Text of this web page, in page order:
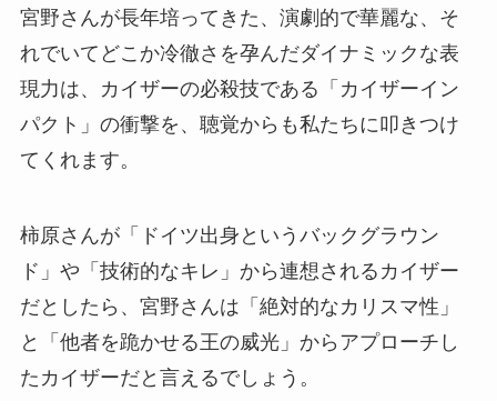
宮野さんが長年培ってきた、演劇的で華麗な、そ
れでいてどこか冷徹さを孕んだダイナミックな表
現力は、カイザーの必殺技である「カイザーイン
パクト」の衝撃を、聴覚からも私たちに叩きつけ
てくれます。
柿原さんが「ドイツ出身というバックグラウン
ド」や「技術的なキレ」から連想されるカイザー
だとしたら、宮野さんは「絶対的なカリスマ性」
と「他者を跪かせる王の威光」からアプローチし
たカイザーだと言えるでしょう。